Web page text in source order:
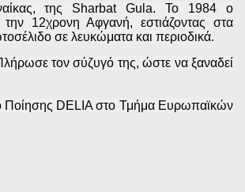
της Sharbat Gula. Το 1984 ο
12χρονη Αφγανή, εστιάζοντας στα
σε λευκώματα και περιοδικά.
τον σύζυγό της, ώστε να ξαναδεί
Ποίησης DELIA στο Τμήμα Ευρωπαϊκών